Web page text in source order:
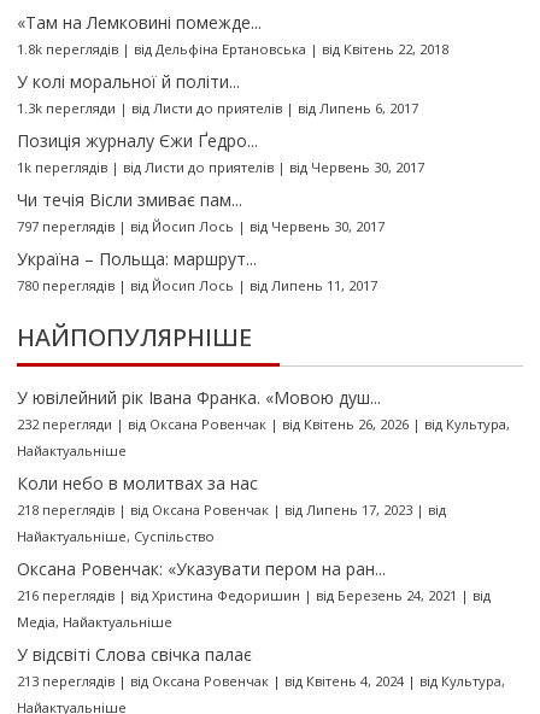
«Там на Лемковині помежде...
1.8k переглядів| від Дельфіна Ертановська | від Квітень 22, 2018
У колі моральної й політи...
1.3k перегляди | від Листи до приятелів| від Липень 6, 2017
Позиція журналу Єжи Ґедро...
1k переглядів| від Листи до приятелів| від Червень 30, 2017
Чи течія Вісли змиває пам...
797 переглядів| від Йосип Лось | від Червень 30, 2017
Україна – Польща: маршрут...
780 переглядів| від Йосип Лось | від Липень 11, 2017
НАЙПОПУЛЯРНІШЕ
У ювілейний рік Івана Франка. «Мовою душ...
232 перегляди | від Оксана Ровенчак| від Квітень 26, 2026| від Культура,
Найактуальніше
Коли небо в молитвах за нас
218 переглядів| від Оксана Ровенчак| від Липень 17, 2023| від
Найактуальніше, Суспільство
Оксана Ровенчак: «Указувати пером на ран...
216 переглядів| від Христина Федоришин | від Березень 24, 2021 | від
Медіа, Найактуальніше
У відсвіті Слова свічка палає
213 переглядів| від Оксана Ровенчак| від Квітень 4, 2024| від Культура,
Найактуальніше